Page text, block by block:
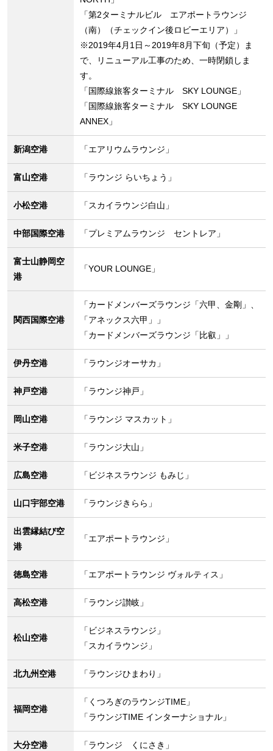
「第2ターミナルビル エアポートラウンジ
（南）（チェックイン後ロビーエリア）」
※2019年4月1日～2019年8月下旬（予定）ま
で、リニューアル工事のため、一時閉鎖しま
す。
「国際線旅客ターミナル SKY LOUNGE」
「国際線旅客ターミナル SKY LOUNGE
ANNEX」
新潟空港 「エアリウムラウンジ」
富山空港 「ラウンジ らいちょう」
小松空港 「スカイラウンジ白山」
中部国際空港 「プレミアムラウンジ セントレア」
富士山静岡空
港
「YOUR LOUNGE」
関西国際空港
「カードメンバーズラウンジ「六甲、金剛」、
「アネックス六甲」」
「カードメンバーズラウンジ「比叡」」
伊丹空港 「ラウンジオーサカ」
神戸空港 「ラウンジ神戸」
岡山空港 「ラウンジ マスカット」
米子空港 「ラウンジ大山」
広島空港 「ビジネスラウンジ もみじ」
山口宇部空港 「ラウンジきらら」
出雲縁結び空
港
「エアポートラウンジ」
徳島空港 「エアポートラウンジ ヴォルティス」
高松空港 「ラウンジ讃岐」
松山空港
「ビジネスラウンジ」
「スカイラウンジ」
北九州空港 「ラウンジひまわり」
福岡空港
「くつろぎのラウンジTIME」
「ラウンジTIME インターナショナル」
大分空港 「ラウンジ くにさき」